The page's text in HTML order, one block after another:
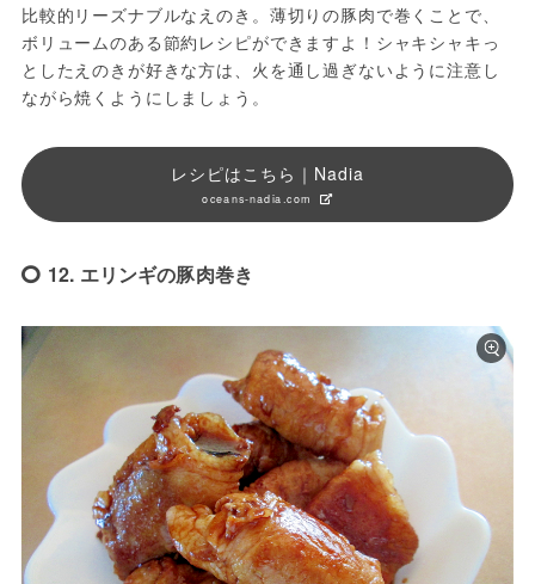
比較的リーズナブルなえのき。薄切りの豚肉で巻くことで、
ボリュームのある節約レシピができますよ！シャキシャキっ
としたえのきが好きな方は、火を通し過ぎないように注意し
ながら焼くようにしましょう。
レシピはこちら｜Nadia
oceans-nadia.com
12. エリンギの豚肉巻き